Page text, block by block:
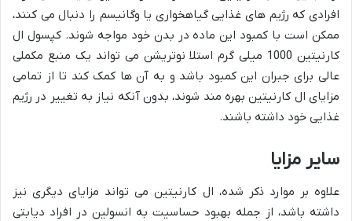
افرادی که رژیم های غذایی گیاهخواری یا وگانیسم را دنبال می کنند،
ممکن است با کمبود این ماده در بدن خود مواجه شوند. کپسول ال
کارنیتین 1000 میلی گرم استلا نوتریشن می تواند یک منبع مکملی
عالی برای جبران این کمبود باشد و به آن ها کمک کند تا از تمامی
مزایای ال کارنیتین بهره مند شوند، بدون آنکه نیاز به تغییر در رژیم
غذایی خود داشته باشند.
سایر مزایا
علاوه بر موارد ذکر شده، ال کارنیتین می تواند مزایای دیگری نیز
داشته باشد، از جمله بهبود حساسیت به انسولین در افراد دیابتی